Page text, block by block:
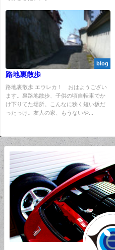
blog
路地裏散歩
路地裏散歩 エウレカ！ おはようござい
ます。裏路地散歩、子供の頃自転車でか
け下りてた場所。こんなに狭く短い坂だ
ったっけ。友人の家、もうないや...